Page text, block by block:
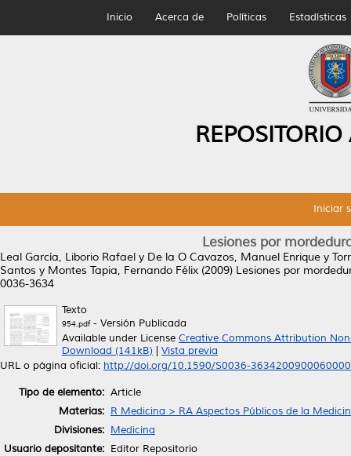
Inicio Acerca de Políticas Estadísticas
Iniciar
Lesiones por
Leal García, Liborio Rafael y De la O Cavazos, Manuel Enrique y
Santos y Montes Tapia, Fernando Félix (2009) Lesiones por
0036-3634
Texto
954.pdf- Versión Publicada
Available under License Creative Commons Attribution
Download (141kB)
Vista previa
URL o página oficial: http://doi.org/10.1590/S0036-
Tipo de elemento: Article
Materias: R Medicina > RA Aspectos Públicos de la
Divisiones: Medicina
Usuario depositante: Editor Repositorio